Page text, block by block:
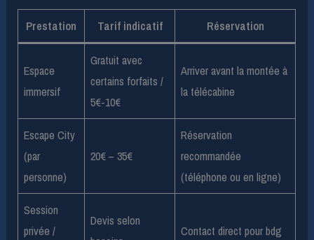
Prestation Tarif indicatif Réservation
Espace
immersif
Gratuit avec
certains forfaits /
5€-10€
Arriver avant la montée à
la télécabine
Escape City
(par
personne)
20€ – 35€
Réservation
recommandée
(téléphone ou en ligne)
Session
privée /
Devis selon
Contact direct pour bdg